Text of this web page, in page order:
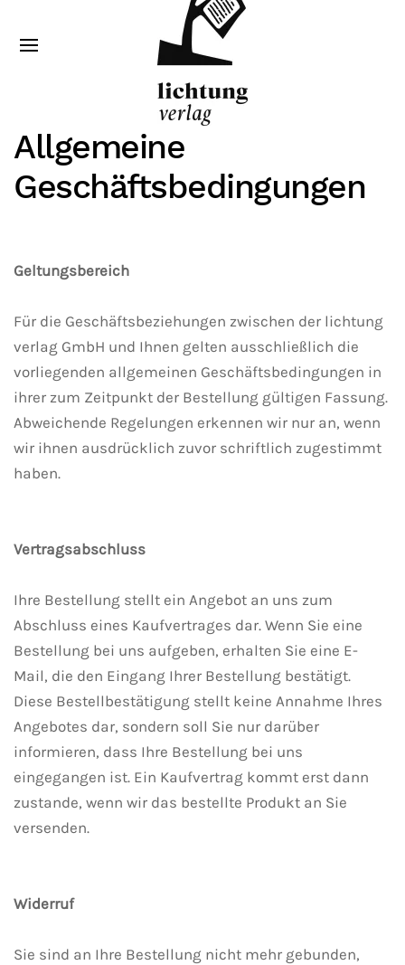
Allgemeine
Geschäftsbedingungen
Geltungsbereich
Für die Geschäftsbeziehungen zwischen der lichtung
verlag GmbH und Ihnen gelten ausschließlich die
vorliegenden allgemeinen Geschäftsbedingungen in
ihrer zum Zeitpunkt der Bestellung gültigen Fassung.
Abweichende Regelungen erkennen wir nur an, wenn
wir ihnen ausdrücklich zuvor schriftlich zugestimmt
haben.
Vertragsabschluss
Ihre Bestellung stellt ein Angebot an uns zum
Abschluss eines Kaufvertrages dar. Wenn Sie eine
Bestellung bei uns aufgeben, erhalten Sie eine E-
Mail, die den Eingang Ihrer Bestellung bestätigt.
Diese Bestellbestätigung stellt keine Annahme Ihres
Angebotes dar, sondern soll Sie nur darüber
informieren, dass Ihre Bestellung bei uns
eingegangen ist. Ein Kaufvertrag kommt erst dann
zustande, wenn wir das bestellte Produkt an Sie
versenden.
Widerruf
Sie sind an Ihre Bestellung nicht mehr gebunden,